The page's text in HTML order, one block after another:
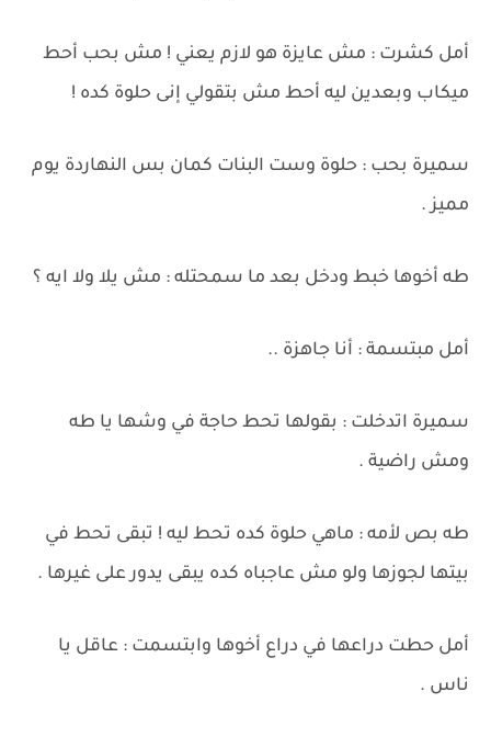
أمل كشرت : مش عايزة هو لازم يعني ! مش بحب أحط
ميكاب وبعدين ليه أحط مش بتقولي إنى حلوة كده !
سميرة بحب : حلوة وست البنات كمان بس النهاردة يوم
مميز .
طه أخوها خبط ودخل بعد ما سمحتله : مش يلا ولا ايه ؟
أمل مبتسمة : أنا جاهزة ..
سميرة اتدخلت : بقولها تحط حاجة في وشها يا طه
ومش راضية .
طه بص لأمه : ماهي حلوة كده تحط ليه ! تبقى تحط في
بيتها لجوزها ولو مش عاجباه كده يبقى يدور على غيرها .
أمل حطت دراعها في دراع أخوها وابتسمت : عاقل يا
ناس .